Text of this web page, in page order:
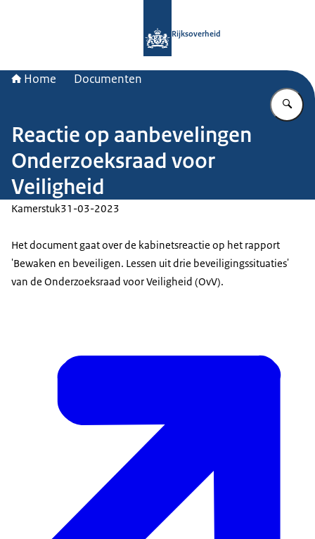
Rijksoverheid
Home Documenten
Reactie op aanbevelingen
Onderzoeksraad voor
Veiligheid
Kamerstuk31-03-2023
Het document gaat over de kabinetsreactie op het rapport
'Bewaken en beveiligen. Lessen uit drie beveiligingssituaties'
van de Onderzoeksraad voor Veiligheid (OvV).